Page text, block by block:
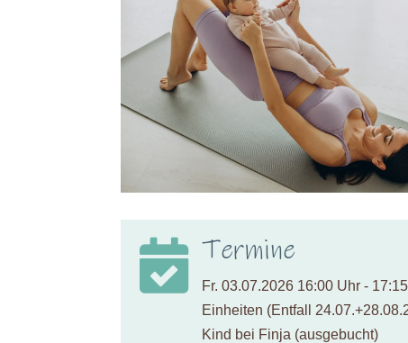
 Termine
Fr. 03.07.2026 16:00 Uhr -
Einheiten (Entfall
Kind bei Finja (ausgebucht)